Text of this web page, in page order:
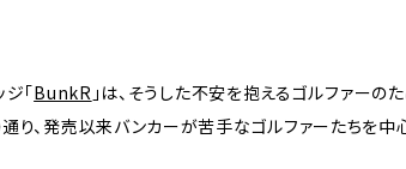
「BunkR 」は、そうした不安を抱えるゴルファーの
り、発売以来バンカーが苦手なゴルファーたちを中